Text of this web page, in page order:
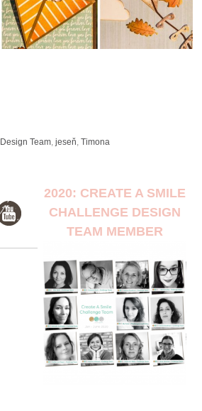
Design Team ,jeseň ,Timona
2020: CREATE A SMILE
CHALLENGE DESIGN
TEAM MEMBER